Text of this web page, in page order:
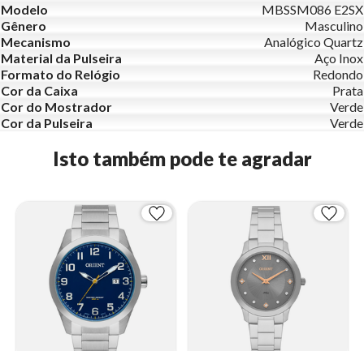
Modelo
MBSSM086 E2SX
Gênero
Masculino
Mecanismo
Analógico Quartz
Material da Pulseira
Aço Inox
Formato do Relógio
Redondo
Cor da Caixa
Prata
Cor do Mostrador
Verde
Cor da Pulseira
Verde
Isto também pode te agradar